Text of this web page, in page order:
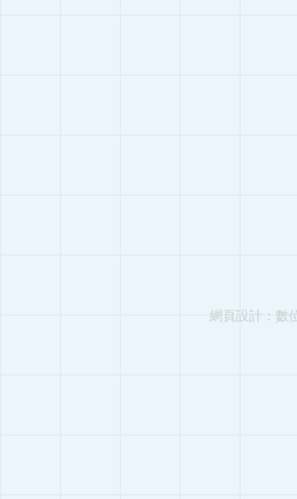
網頁設計： 數